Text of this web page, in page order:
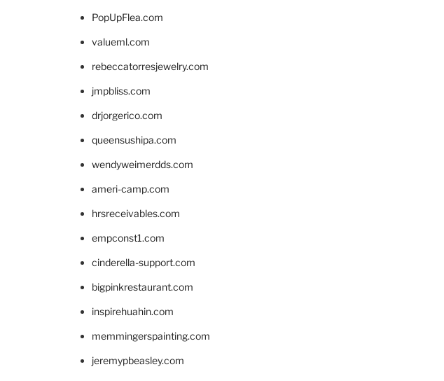
PopUpFlea.com
valueml.com
rebeccatorresjewelry.com
jmpbliss.com
drjorgerico.com
queensushipa.com
wendyweimerdds.com
ameri-camp.com
hrsreceivables.com
empconst1.com
cinderella-support.com
bigpinkrestaurant.com
inspirehuahin.com
memmingerspainting.com
jeremypbeasley.com